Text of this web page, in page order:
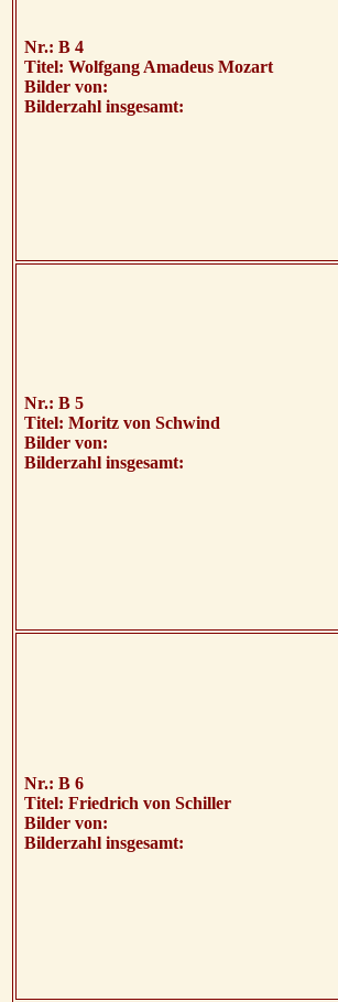
Nr.: B 4
Titel: Wolfgang Amadeus Mozart
Bilder von:
Bilderzahl insgesamt:
Nr.: B 5
Titel: Moritz von Schwind
Bilder von:
Bilderzahl insgesamt:
Nr.: B 6
Titel: Friedrich von Schiller
Bilder von:
Bilderzahl insgesamt: